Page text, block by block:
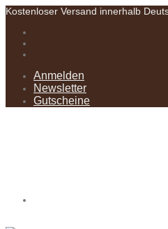
Kostenloser Versand innerhalb
Anmelden
Newsletter
Gutscheine